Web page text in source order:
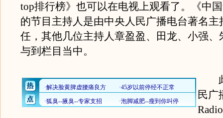
top排行榜》也可以在电视上观看了。《中
的节目主持人是由中央人民广播电台著名主
任，其他几位主持人章盈盈、田龙、小强、
与到栏目当中。
此
民广